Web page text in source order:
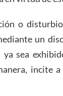
o
un
sea
incite